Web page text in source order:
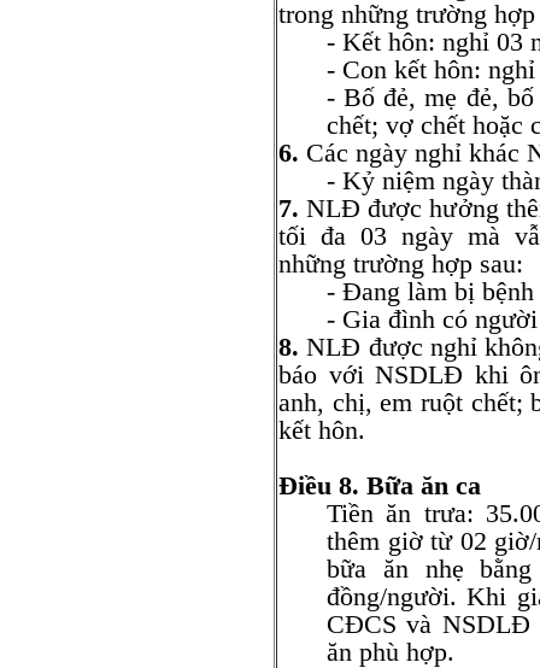
trong những trường hợp
- Kết hôn: nghỉ 03
- Con kết hôn:
- Bố đẻ, mẹ đẻ,
chết; vợ chết hoặc
6. Các ngày nghỉ khác
- Kỷ niệm ngày
7. NLĐ được hưởng
tối đa 03 ngày mà
những trường hợp sau:
- Đang làm bị
- Gia đình có
8. NLĐ được nghỉ
báo với NSDLĐ khi
anh, chị, em ruột chết;
kết hôn.
Điều 8. Bữa ăn ca
Tiền ăn trưa:
thêm giờ từ 02
bữa ăn nhẹ
đồng/người. Khi
CĐCS và NSDLĐ
ăn phù hợp.